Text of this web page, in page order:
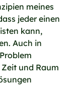
meines
jeder einen
kann,
Auch in
und Raum